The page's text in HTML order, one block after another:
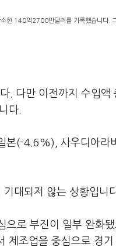
한 140억2700만달러를 기록했습니다.
. 다만 이전까지 수입액
다.
본(-4.6%), 사우디아라
대되지 않는 상황입니
으로 부진이 일부 완화
제조업을 중심으로 경기